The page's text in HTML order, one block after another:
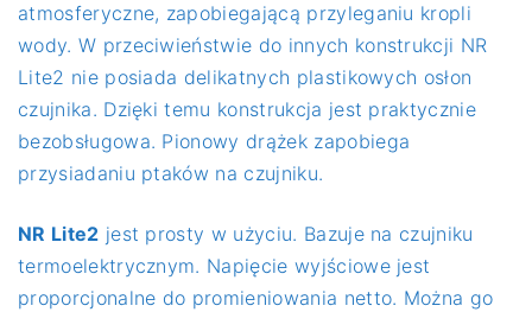
atmosferyczne, zapobiegającą przyleganiu kropli
wody. W przeciwieństwie do innych konstrukcji NR
Lite2 nie posiada delikatnych plastikowych osłon
czujnika. Dzięki temu konstrukcja jest praktycznie
bezobsługowa. Pionowy drążek zapobiega
przysiadaniu ptaków na czujniku.
NR Lite2 jest prosty w użyciu. Bazuje na czujniku
termoelektrycznym. Napięcie wyjściowe jest
proporcjonalne do promieniowania netto. Można go